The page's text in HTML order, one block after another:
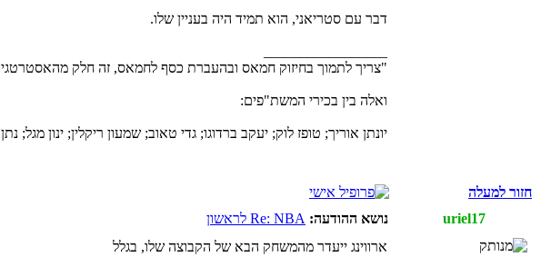
דבר עם סטריאני, הוא תמיד היה בעניין שלו.
"צריך לתמוך בחיזוק חמאס ובהעברת כסף לחמאס, זה חלק מהאסטרטגיה
ואלה בין בכירי המשת"פים:
יונתן אוריך; טופז לוק; יעקב ברדוגו; גדי טאוב; שמעון ריקלין; ינון מגל; נתן
חזור למעלה
uriel17
נושא ההודעה: Re: NBA לראשון
ארווינג ייעדר מהמשחק הבא של הקבוצה שלו, בגלל